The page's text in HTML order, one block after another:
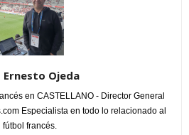
Ernesto Ojeda
en CASTELLANO - Director General
Especialista en todo lo relacionado al
fútbol francés.